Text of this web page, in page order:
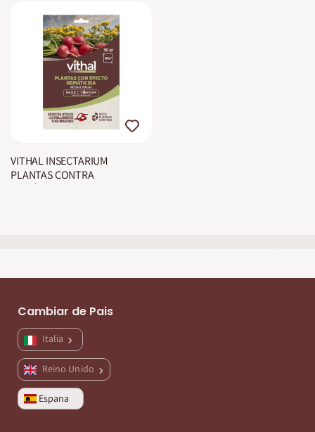
VITHAL INSECTARIUM
PLANTAS CONTRA
Cambiar de Pais
Italia
Reino Unido
Espana